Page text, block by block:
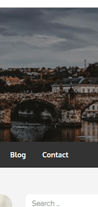
Pré-visualizar Baixar
Versão
Versão do WordPress
Versão do PHP
Página inicial do tema